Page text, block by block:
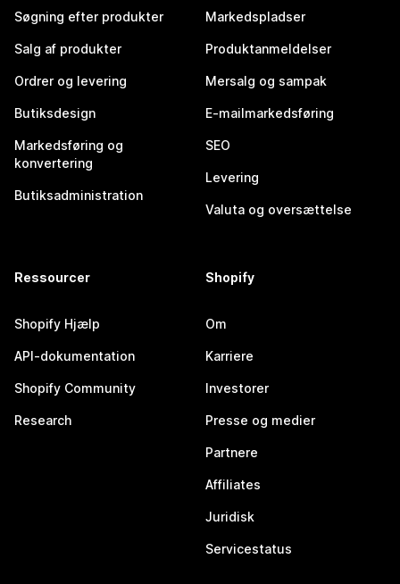
Søgning efter produkter
Salg af produkter
Ordrer og levering
Butiksdesign
Markedsføring og
konvertering
Butiksadministration
Markedspladser
Produktanmeldelser
Mersalg og sampak
E-mailmarkedsføring
SEO
Levering
Valuta og oversættelse
Ressourcer
Shopify Hjælp
API-dokumentation
Shopify Community
Research
Shopify
Om
Karriere
Investorer
Presse og medier
Partnere
Affiliates
Juridisk
Servicestatus